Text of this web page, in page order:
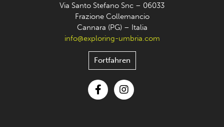
Via Santo Stefano Snc – 06033
Frazione Collemancio
Cannara (PG) – Italia
info@exploring-umbria.com
Fortfahren